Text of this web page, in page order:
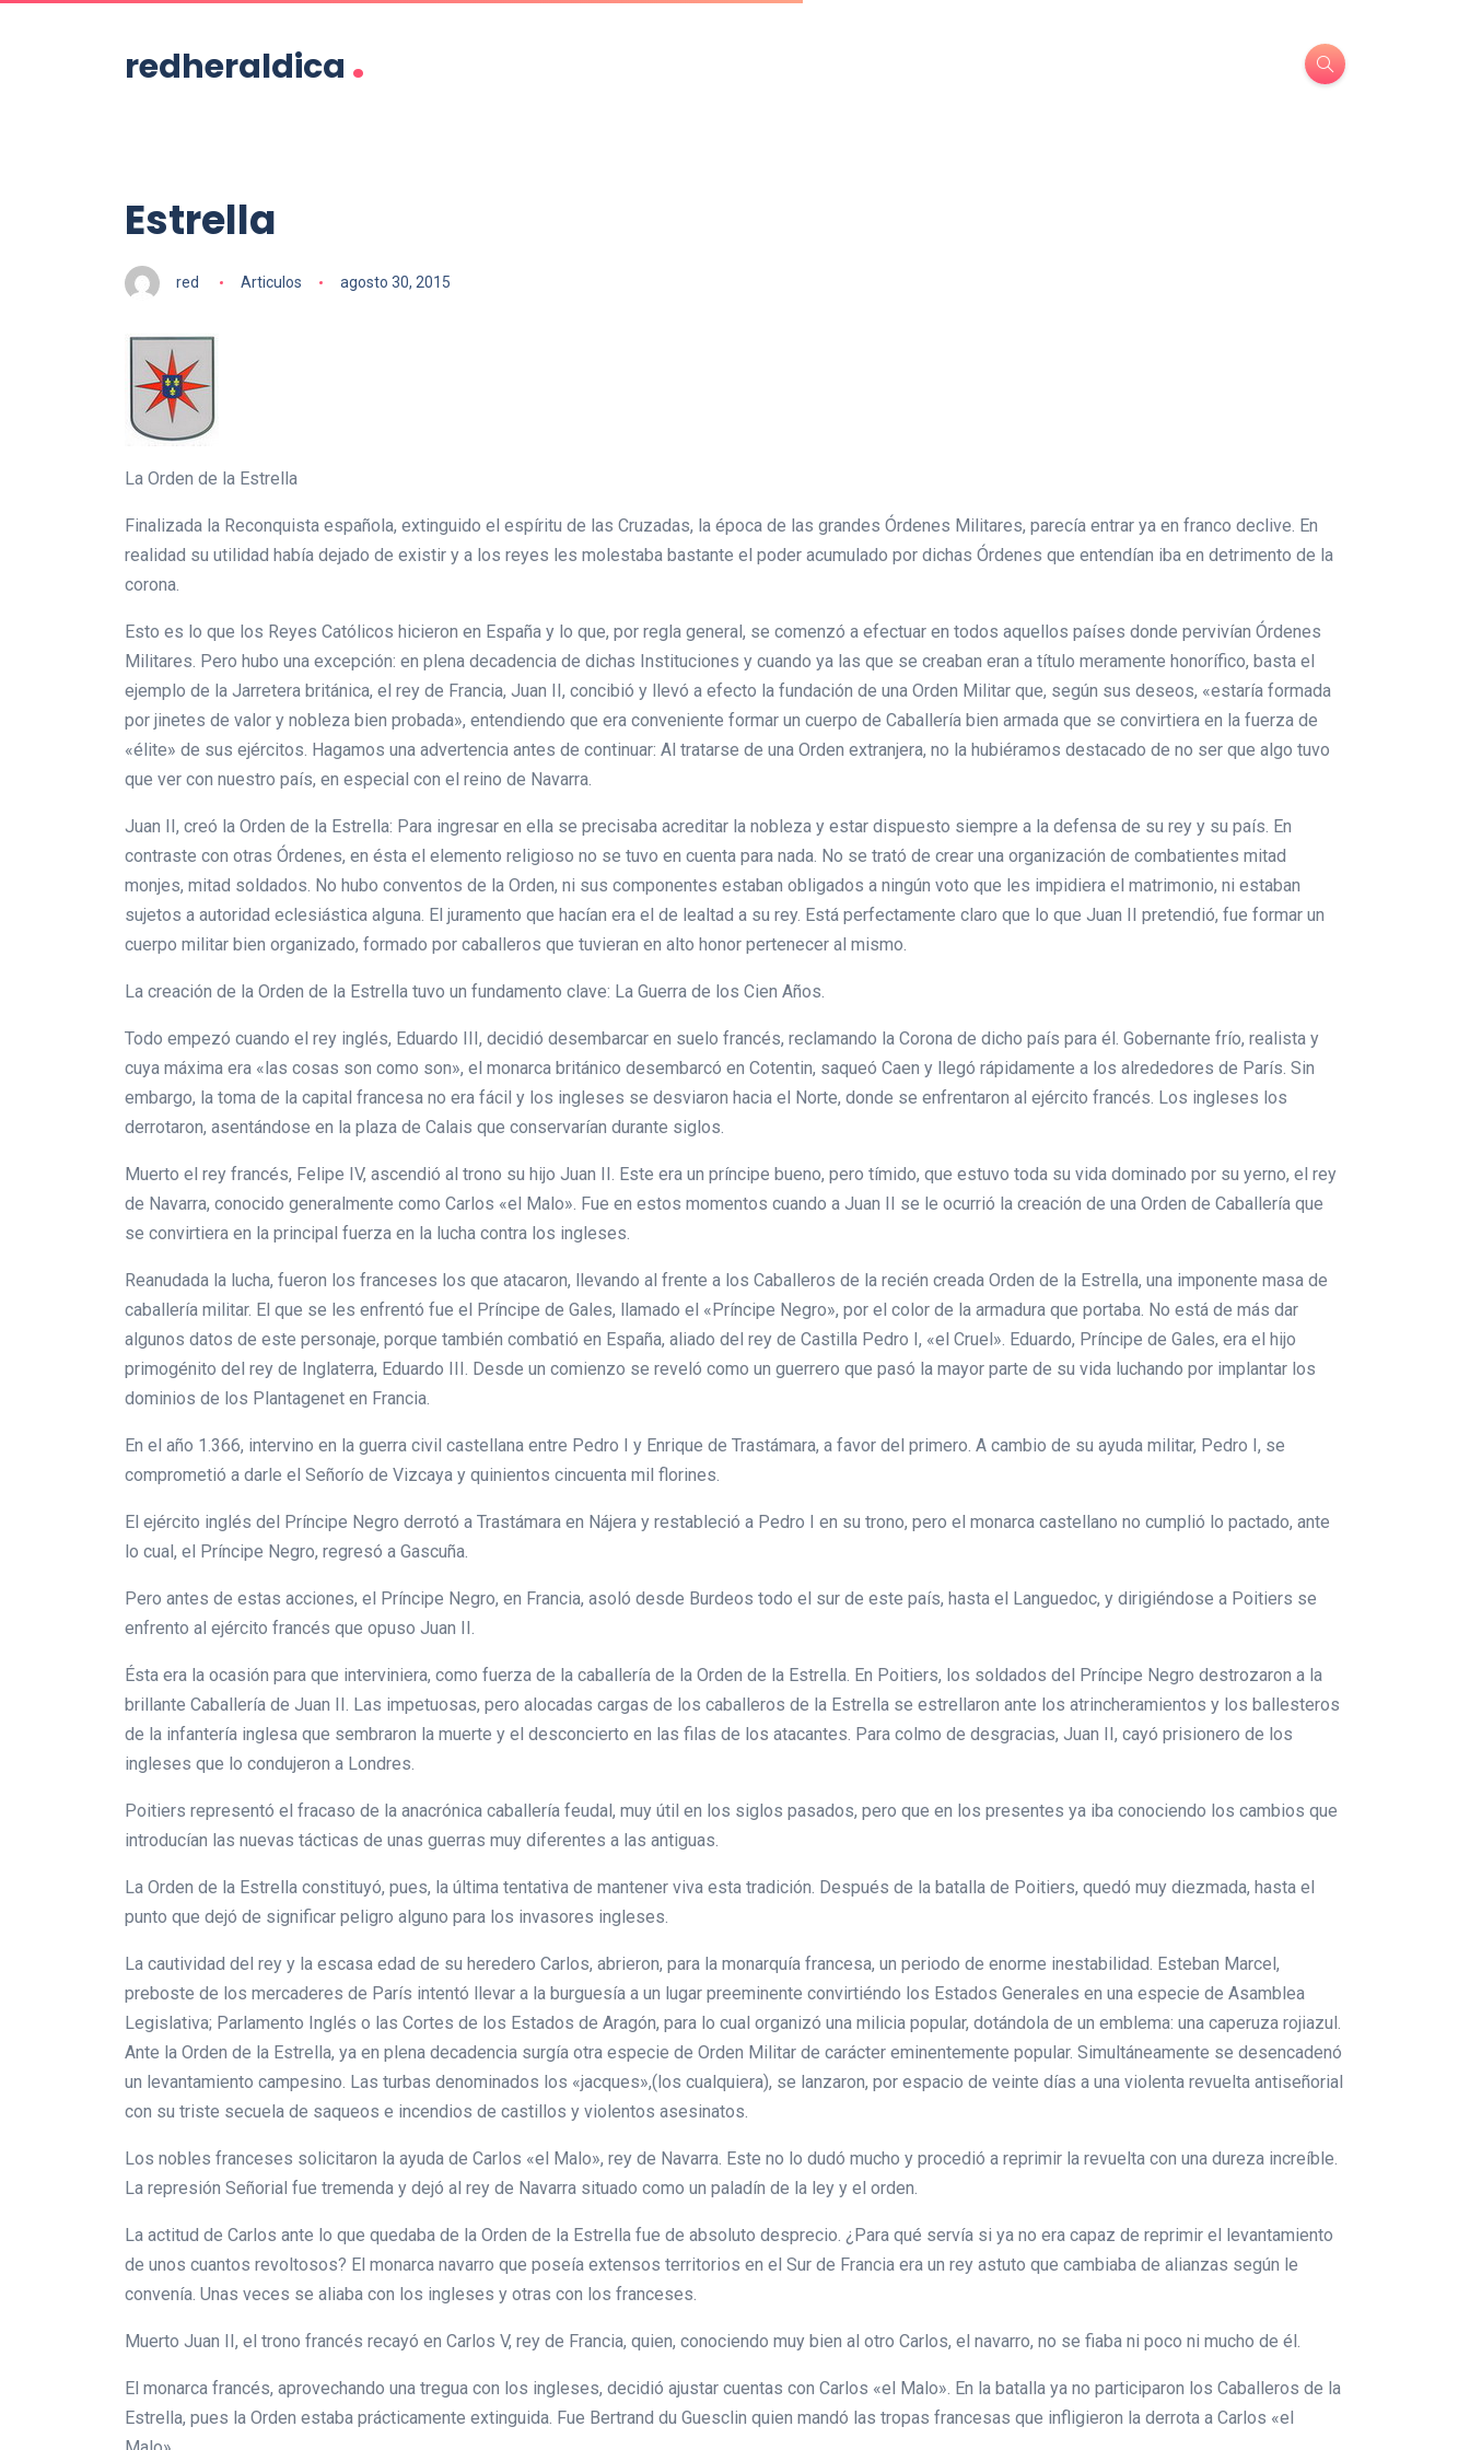
redheraldica .
Estrella
red Articulos agosto 30, 2015
La Orden de la Estrella
Finalizada la Reconquista española, extinguido el espíritu de las Cruzadas, la época de las grandes Órdenes Militares, parecía entrar ya en franco declive. En
realidad su utilidad había dejado de existir y a los reyes les molestaba bastante el poder acumulado por dichas Órdenes que entendían iba en detrimento de la
corona.
Esto es lo que los Reyes Católicos hicieron en España y lo que, por regla general, se comenzó a efectuar en todos aquellos países donde pervivían Órdenes
Militares. Pero hubo una excepción: en plena decadencia de dichas Instituciones y cuando ya las que se creaban eran a título meramente honorífico, basta el
ejemplo de la Jarretera británica, el rey de Francia, Juan II, concibió y llevó a efecto la fundación de una Orden Militar que, según sus deseos, «estaría formada
por jinetes de valor y nobleza bien probada», entendiendo que era conveniente formar un cuerpo de Caballería bien armada que se convirtiera en la fuerza de
«élite» de sus ejércitos. Hagamos una advertencia antes de continuar: Al tratarse de una Orden extranjera, no la hubiéramos destacado de no ser que algo tuvo
que ver con nuestro país, en especial con el reino de Navarra.
Juan II, creó la Orden de la Estrella: Para ingresar en ella se precisaba acreditar la nobleza y estar dispuesto siempre a la defensa de su rey y su país. En
contraste con otras Órdenes, en ésta el elemento religioso no se tuvo en cuenta para nada. No se trató de crear una organización de combatientes mitad
monjes, mitad soldados. No hubo conventos de la Orden, ni sus componentes estaban obligados a ningún voto que les impidiera el matrimonio, ni estaban
sujetos a autoridad eclesiástica alguna. El juramento que hacían era el de lealtad a su rey. Está perfectamente claro que lo que Juan II pretendió, fue formar un
cuerpo militar bien organizado, formado por caballeros que tuvieran en alto honor pertenecer al mismo.
La creación de la Orden de la Estrella tuvo un fundamento clave: La Guerra de los Cien Años.
Todo empezó cuando el rey inglés, Eduardo III, decidió desembarcar en suelo francés, reclamando la Corona de dicho país para él. Gobernante frío, realista y
cuya máxima era «las cosas son como son», el monarca británico desembarcó en Cotentin, saqueó Caen y llegó rápidamente a los alrededores de París. Sin
embargo, la toma de la capital francesa no era fácil y los ingleses se desviaron hacia el Norte, donde se enfrentaron al ejército francés. Los ingleses los
derrotaron, asentándose en la plaza de Calais que conservarían durante siglos.
Muerto el rey francés, Felipe IV, ascendió al trono su hijo Juan II. Este era un príncipe bueno, pero tímido, que estuvo toda su vida dominado por su yerno, el rey
de Navarra, conocido generalmente como Carlos «el Malo». Fue en estos momentos cuando a Juan II se le ocurrió la creación de una Orden de Caballería que
se convirtiera en la principal fuerza en la lucha contra los ingleses.
Reanudada la lucha, fueron los franceses los que atacaron, llevando al frente a los Caballeros de la recién creada Orden de la Estrella, una imponente masa de
caballería militar. El que se les enfrentó fue el Príncipe de Gales, llamado el «Príncipe Negro», por el color de la armadura que portaba. No está de más dar
algunos datos de este personaje, porque también combatió en España, aliado del rey de Castilla Pedro I, «el Cruel». Eduardo, Príncipe de Gales, era el hijo
primogénito del rey de Inglaterra, Eduardo III. Desde un comienzo se reveló como un guerrero que pasó la mayor parte de su vida luchando por implantar los
dominios de los Plantagenet en Francia.
En el año 1.366, intervino en la guerra civil castellana entre Pedro I y Enrique de Trastámara, a favor del primero. A cambio de su ayuda militar, Pedro I, se
comprometió a darle el Señorío de Vizcaya y quinientos cincuenta mil florines.
El ejército inglés del Príncipe Negro derrotó a Trastámara en Nájera y restableció a Pedro I en su trono, pero el monarca castellano no cumplió lo pactado, ante
lo cual, el Príncipe Negro, regresó a Gascuña.
Pero antes de estas acciones, el Príncipe Negro, en Francia, asoló desde Burdeos todo el sur de este país, hasta el Languedoc, y dirigiéndose a Poitiers se
enfrento al ejército francés que opuso Juan II.
Ésta era la ocasión para que interviniera, como fuerza de la caballería de la Orden de la Estrella. En Poitiers, los soldados del Príncipe Negro destrozaron a la
brillante Caballería de Juan II. Las impetuosas, pero alocadas cargas de los caballeros de la Estrella se estrellaron ante los atrincheramientos y los ballesteros
de la infantería inglesa que sembraron la muerte y el desconcierto en las filas de los atacantes. Para colmo de desgracias, Juan II, cayó prisionero de los
ingleses que lo condujeron a Londres.
Poitiers representó el fracaso de la anacrónica caballería feudal, muy útil en los siglos pasados, pero que en los presentes ya iba conociendo los cambios que
introducían las nuevas tácticas de unas guerras muy diferentes a las antiguas.
La Orden de la Estrella constituyó, pues, la última tentativa de mantener viva esta tradición. Después de la batalla de Poitiers, quedó muy diezmada, hasta el
punto que dejó de significar peligro alguno para los invasores ingleses.
La cautividad del rey y la escasa edad de su heredero Carlos, abrieron, para la monarquía francesa, un periodo de enorme inestabilidad. Esteban Marcel,
preboste de los mercaderes de París intentó llevar a la burguesía a un lugar preeminente convirtiéndo los Estados Generales en una especie de Asamblea
Legislativa; Parlamento Inglés o las Cortes de los Estados de Aragón, para lo cual organizó una milicia popular, dotándola de un emblema: una caperuza rojiazul.
Ante la Orden de la Estrella, ya en plena decadencia surgía otra especie de Orden Militar de carácter eminentemente popular. Simultáneamente se desencadenó
un levantamiento campesino. Las turbas denominados los «jacques»,(los cualquiera), se lanzaron, por espacio de veinte días a una violenta revuelta antiseñorial
con su triste secuela de saqueos e incendios de castillos y violentos asesinatos.
Los nobles franceses solicitaron la ayuda de Carlos «el Malo», rey de Navarra. Este no lo dudó mucho y procedió a reprimir la revuelta con una dureza increíble.
La represión Señorial fue tremenda y dejó al rey de Navarra situado como un paladín de la ley y el orden.
La actitud de Carlos ante lo que quedaba de la Orden de la Estrella fue de absoluto desprecio. ¿Para qué servía si ya no era capaz de reprimir el levantamiento
de unos cuantos revoltosos? El monarca navarro que poseía extensos territorios en el Sur de Francia era un rey astuto que cambiaba de alianzas según le
convenía. Unas veces se aliaba con los ingleses y otras con los franceses.
Muerto Juan II, el trono francés recayó en Carlos V, rey de Francia, quien, conociendo muy bien al otro Carlos, el navarro, no se fiaba ni poco ni mucho de él.
El monarca francés, aprovechando una tregua con los ingleses, decidió ajustar cuentas con Carlos «el Malo». En la batalla ya no participaron los Caballeros de la
Estrella, pues la Orden estaba prácticamente extinguida. Fue Bertrand du Guesclin quien mandó las tropas francesas que infligieron la derrota a Carlos «el